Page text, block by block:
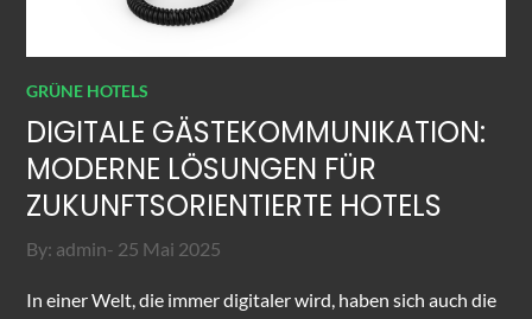
GRÜNE HOTELS
DIGITALE GÄSTEKOMMUNIKATION:
MODERNE LÖSUNGEN FÜR
ZUKUNFTSORIENTIERTE HOTELS
By: admin Posted
25 Mai 2025
In einer Welt, die immer digitaler wird, haben sich auch die